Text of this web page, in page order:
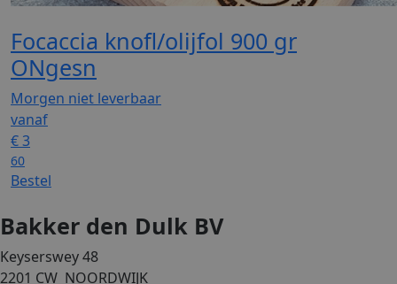
Focaccia knofl/olijfol 900 gr
ONgesn
Morgen niet leverbaar
vanaf
€3
60
Bestel
Bakker den Dulk BV
Keyserswey 48
2201 CW NOORDWIJK